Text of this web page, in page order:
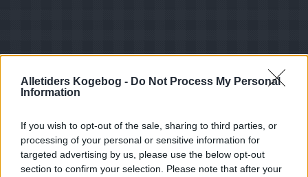
Alletiders Kogebog - Do Not Process My Personal
Information
If you wish to opt-out of the sale, sharing to third parties, or
processing of your personal or sensitive information for
targeted advertising by us, please use the below opt-out
section to confirm your selection. Please note that after your